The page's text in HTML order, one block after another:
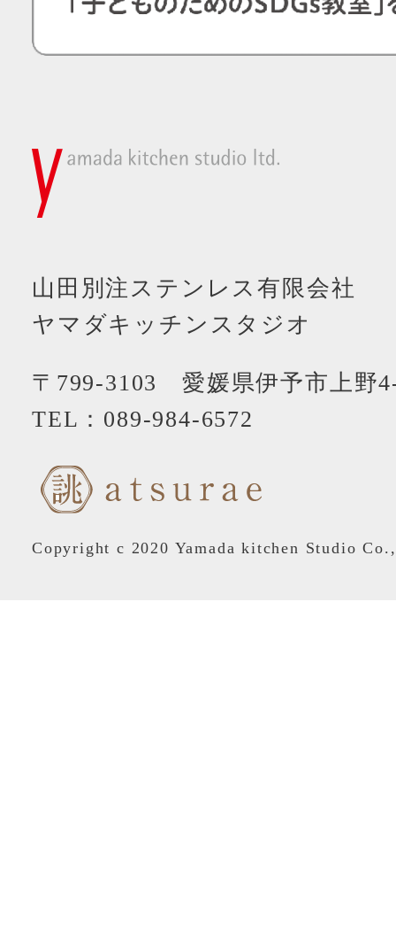
山田別注ステンレス有限会社
ヤマダキッチンスタジオ
〒799-3103 愛媛県伊予市上野
TEL： 089-984-6572
Copyright c 2020 Yamada kitchen Studio